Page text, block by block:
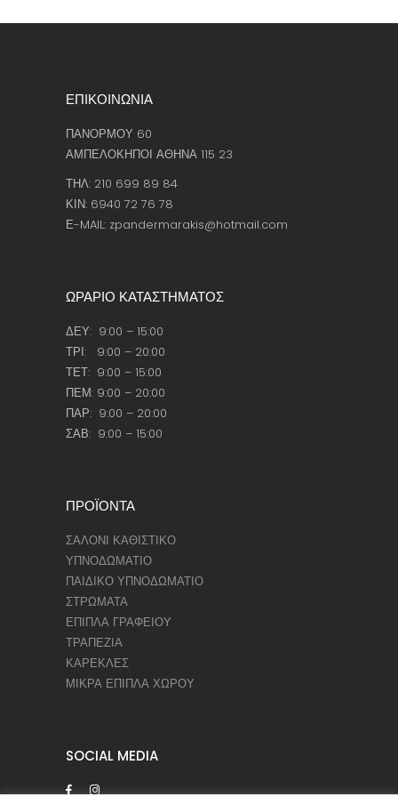
ΕΠΙΚΟΙΝΩΝΙΑ
ΠΑΝΟΡΜΟΥ 60
ΑΜΠΕΛΟΚΗΠΟΙ ΑΘΗΝΑ 115 23
ΤΗΛ: 210 699 89 84
ΚΙΝ: 6940 72 76 78
Ε-MAIL: zpandermarakis@hotmail.com
ΩΡΑΡΙΟ ΚΑΤΑΣΤΗΜΑΤΟΣ
ΔΕΥ: 9:00 – 15:00
ΤΡΙ: 9:00 – 20:00
ΤΕΤ: 9:00 – 15:00
ΠΕΜ: 9:00 – 20:00
ΠΑΡ: 9:00 – 20:00
ΣΑΒ: 9:00 – 15:00
ΠΡΟΪΟΝΤΑ
ΣΑΛΟΝΙ ΚΑΘΙΣΤΙΚΟ
ΥΠΝΟΔΩΜΑΤΙΟ
ΠΑΙΔΙΚΟ ΥΠΝΟΔΩΜΑΤΙΟ
ΣΤΡΩΜΑΤΑ
ΕΠΙΠΛΑ ΓΡΑΦΕΙΟΥ
ΤΡΑΠΕΖΙΑ
ΚΑΡΕΚΛΕΣ
ΜΙΚΡΑ ΕΠΙΠΛΑ ΧΩΡΟΥ
SOCIAL MEDIA